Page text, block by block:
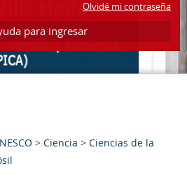
Olvidé mi contraseña
para ingresar
> Ciencia > Ciencias de la